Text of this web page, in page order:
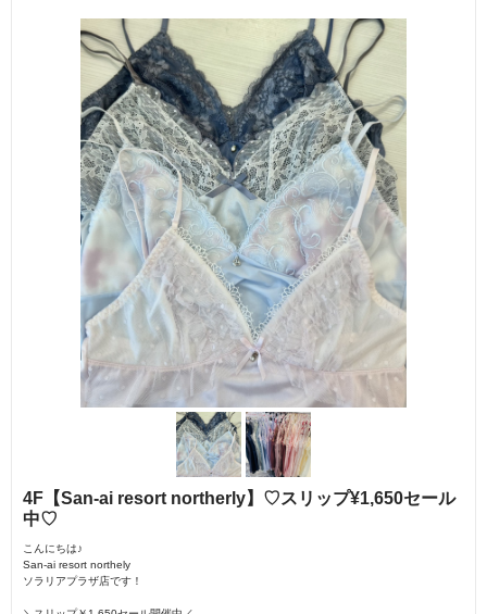
4F【San-ai resort northerly】♡スリップ¥1,650セール
中♡
こんにちは♪
San-ai resort northely
ソラリアプラザ店です！